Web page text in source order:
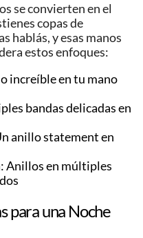
se convierten en el
copas de
hablás, y esas manos
estos enfoques:
increíble en tu mano
bandas delicadas en
anillo statement en
Anillos en múltiples
para una Noche